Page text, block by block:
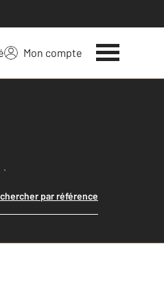
Mon compte
recherche
par référence